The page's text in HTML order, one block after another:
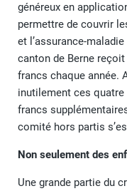
généreux en
permettre de couvrir
et l’assurance-
canton de Berne
francs chaque année.
inutilement ces
francs
comité hors partis
Non seulement des
Une grande partie du